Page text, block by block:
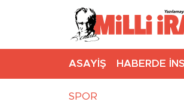
ASAYİŞ HABERDE
SPOR